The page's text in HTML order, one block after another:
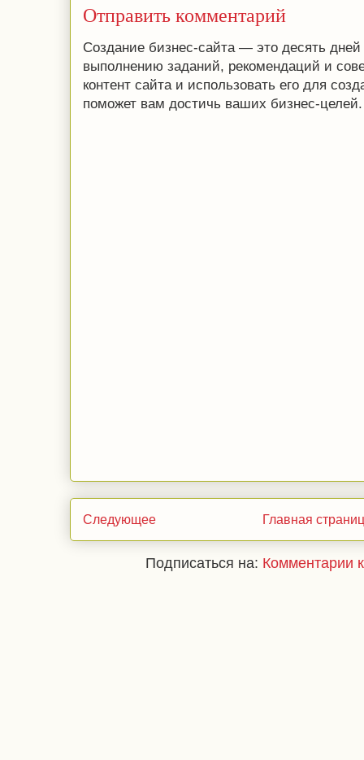
Отправить комментарий
Создание бизнес-сайта — это десять
выполнению заданий, рекомендаций и
контент сайта и использовать его для
поможет вам достичь ваших бизнес-
Следующее Главная
Подписаться на: Комментарии